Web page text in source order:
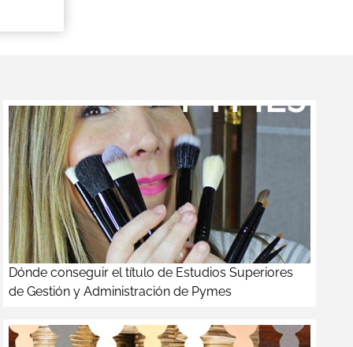
Dónde conseguir el título de Estudios Superiores
de Gestión y Administración de Pymes